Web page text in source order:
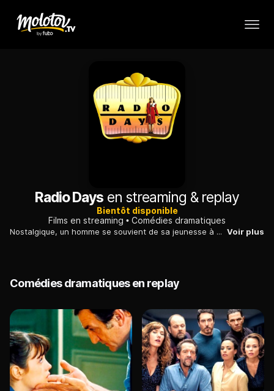
Radio Days en streaming & replay
Bientôt disponible
Films en streaming
Comédies dramatiques
Nostalgique, un homme se souvient de sa jeunesse à New York, dans les années 30, bercée par la radio et ses mille trouvailles, notamment "La Guerre des mondes"... Voir plus
Comédies dramatiques en replay